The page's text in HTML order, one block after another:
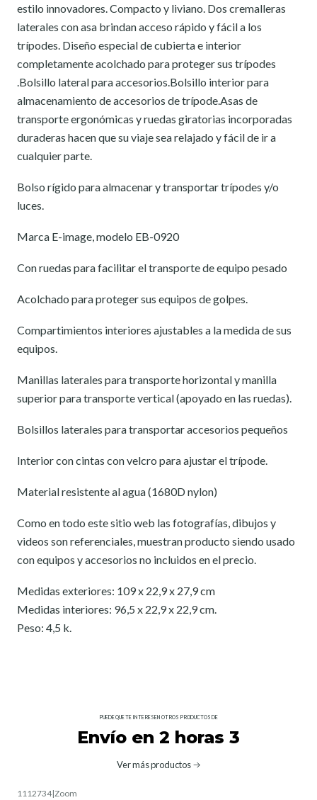
estilo innovadores. Compacto y liviano. Dos cremalleras
laterales con asa brindan acceso rápido y fácil a los
trípodes. Diseño especial de cubierta e interior
completamente acolchado para proteger sus trípodes
.Bolsillo lateral para accesorios.Bolsillo interior para
almacenamiento de accesorios de trípode.Asas de
transporte ergonómicas y ruedas giratorias incorporadas
duraderas hacen que su viaje sea relajado y fácil de ir a
cualquier parte.
Bolso rígido para almacenar y transportar trípodes y/o
luces.
Marca E-image, modelo EB-0920
Con ruedas para facilitar el transporte de equipo pesado
Acolchado para proteger sus equipos de golpes.
Compartimientos interiores ajustables a la medida de sus
equipos.
Manillas laterales para transporte horizontal y manilla
superior para transporte vertical (apoyado en las ruedas).
Bolsillos laterales para transportar accesorios pequeños
Interior con cintas con velcro para ajustar el trípode.
Material resistente al agua (1680D nylon)
Como en todo este sitio web las fotografías, dibujos y
videos son referenciales, muestran producto siendo usado
con equipos y accesorios no incluidos en el precio.
Medidas exteriores: 109 x 22,9 x 27,9 cm
Medidas interiores: 96,5 x 22,9 x 22,9 cm.
Peso: 4,5 k.
PUEDE QUE TE INTERESEN OTROS PRODUCTOS DE
Envío en 2 horas 3
Ver más productos
1112734|Zoom